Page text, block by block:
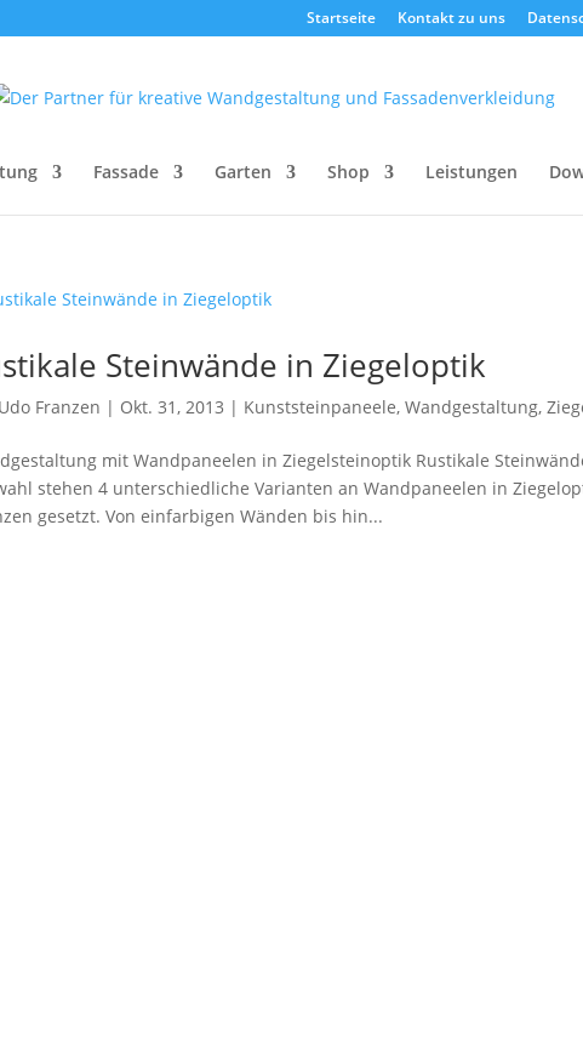
Startseite Kontakt zu uns
Fassade Garten Shop Leistungen
Steinwände in Ziegeloptik
Udo Franzen | Okt. 31, 2013 | Kunststeinpaneele, Wandgestaltung,
mit Wandpaneelen in Ziegelsteinoptik Rustikale
stehen 4 unterschiedliche Varianten an Wandpaneelen in
gesetzt. Von einfarbigen Wänden bis hin...